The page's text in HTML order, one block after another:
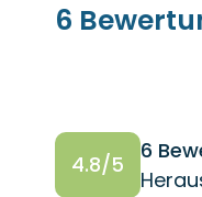
6
4.8/5
6